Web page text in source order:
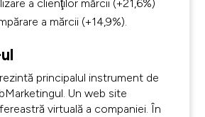
a clienţilor mărcii (+21,6%)
a mărcii (+14,9%).
principalul instrument de
Un web site
virtuală a companiei. În